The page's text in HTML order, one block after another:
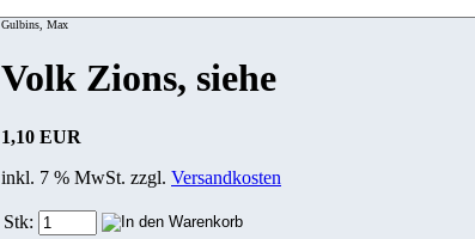
Gulbins, Max
Volk Zions, siehe
1,10 EUR
inkl. 7 % MwSt. zzgl. Versandkosten
Stk: